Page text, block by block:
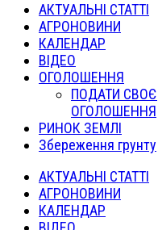
АКТУАЛЬНІ СТАТТІ
АГРОНОВИНИ
КАЛЕНДАР
ВІДЕО
ОГОЛОШЕННЯ
ПОДАТИ СВОЄ
ОГОЛОШЕННЯ
РИНОК ЗЕМЛІ
Збереження грунту
АКТУАЛЬНІ СТАТТІ
АГРОНОВИНИ
КАЛЕНДАР